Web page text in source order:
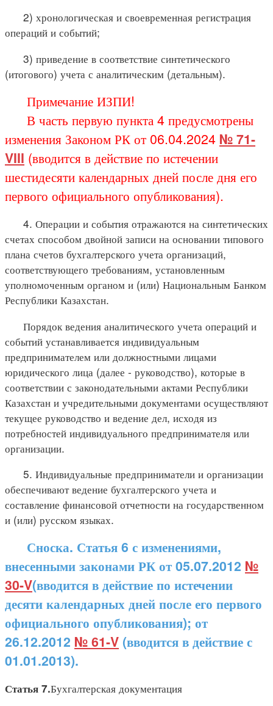
2) хронологическая и своевременная регистрация
операций и событий;
3) приведение в соответствие синтетического
(итогового) учета с аналитическим (детальным).
Примечание ИЗПИ!
В часть первую пункта 4 предусмотрены
изменения Законом РК от 06.04.2024 № 71-
VIII (вводится в действие по истечении
шестидесяти календарных дней после дня его
первого официального опубликования).
4. Операции и события отражаются на синтетических
счетах способом двойной записи на основании типового
плана счетов бухгалтерского учета организаций,
соответствующего требованиям, установленным
уполномоченным органом и (или) Национальным Банком
Республики Казахстан.
Порядок ведения аналитического учета операций и
событий устанавливается индивидуальным
предпринимателем или должностными лицами
юридического лица (далее - руководство), которые в
соответствии с законодательными актами Республики
Казахстан и учредительными документами осуществляют
текущее руководство и ведение дел, исходя из
потребностей индивидуального предпринимателя или
организации.
5. Индивидуальные предприниматели и организации
обеспечивают ведение бухгалтерского учета и
составление финансовой отчетности на государственном
и (или) русском языках.
Сноска. Статья 6 с изменениями,
внесенными законами РК от 05.07.2012 №
30-V(вводится в действие по истечении
десяти календарных дней после его первого
официального опубликования); от
26.12.2012 № 61-V (вводится в действие с
01.01.2013).
Статья 7.Бухгалтерская документация